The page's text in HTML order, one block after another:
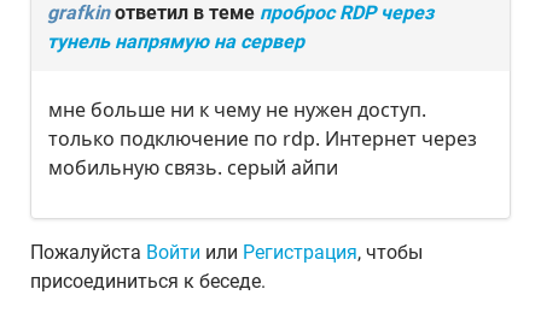
grafkinответил в теме проброс RDP через
тунель напрямую на сервер
мне больше ни к чему не нужен доступ.
только подключение по rdp. Интернет через
мобильную связь. серый айпи
Пожалуйста Войти или Регистрация, чтобы
присоединиться к беседе.